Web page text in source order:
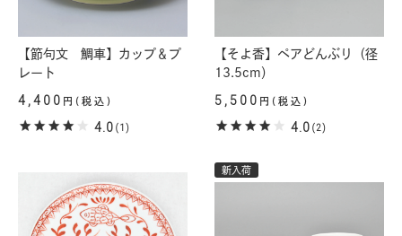
【節句文 鯛車】カップ＆プ
レート
4,400 円(税込)
4.0 (1)
【そよ香】ペアどんぶり（径
13.5cm）
5,500 円(税込)
4.0 (2)
新入荷